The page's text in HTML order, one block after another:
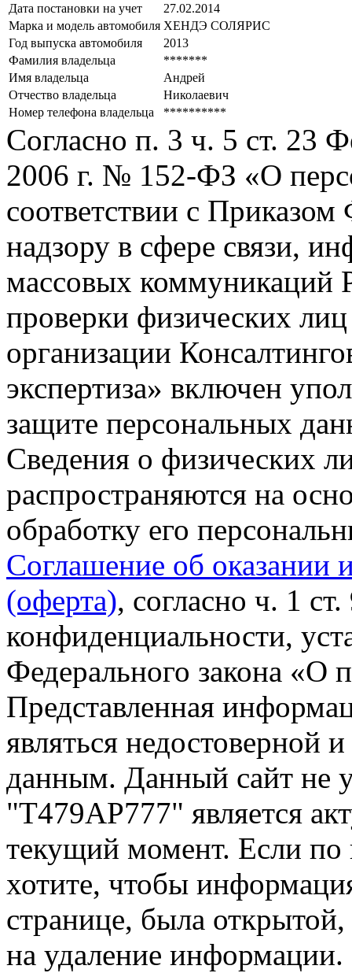
Дата постановки на учет
27.02.2014
Марка и модель автомобиля ХЕНДЭ СОЛЯРИС
Год выпуска автомобиля
2013
Фамилия владельца
*******
Имя владельца
Андрей
Отчество владельца
Николаевич
Номер телефона владельца
**********
Согласно п. 3 ч. 5 ст. 23
2006 г. № 152-ФЗ «О
соответствии с
надзору в сфере связи,
массовых коммуникаций
проверки физических
организации
экспертиза» включен
защите персональных
Сведения о физических
распространяются на
обработку его
Соглашение об оказании
(оферта), согласно ч. 1
конфиденциальности,
Федерального закона «О
Представленная
являться недостоверной
данным. Данный сайт не
"Т479АР777" является
текущий момент. Если
хотите, чтобы
странице, была открытой,
на удаление информации.